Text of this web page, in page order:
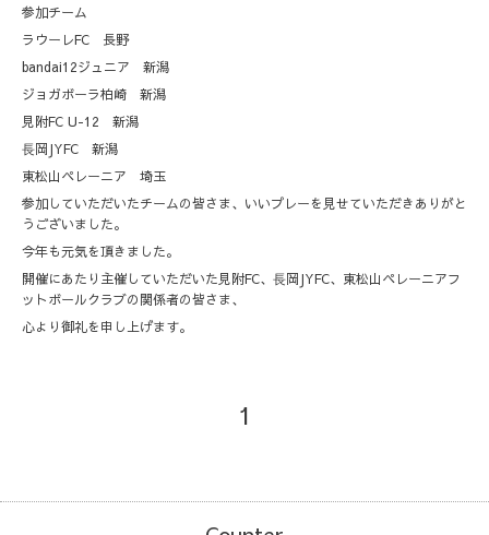
参加チーム
ラウーレFC 長野
bandai12ジュニア 新潟
ジョガボーラ柏崎 新潟
見附FC U-12 新潟
⾧岡JYFC 新潟
東松山ペレーニア 埼玉
参加していただいたチームの皆さま、いいプレーを見せていただきありがと
うございました。
今年も元気を頂きました。
開催にあたり主催していただいた見附FC、⾧岡JYFC、東松山ペレーニアフ
ットボールクラブの関係者の皆さま、
心より御礼を申し上げます。
1